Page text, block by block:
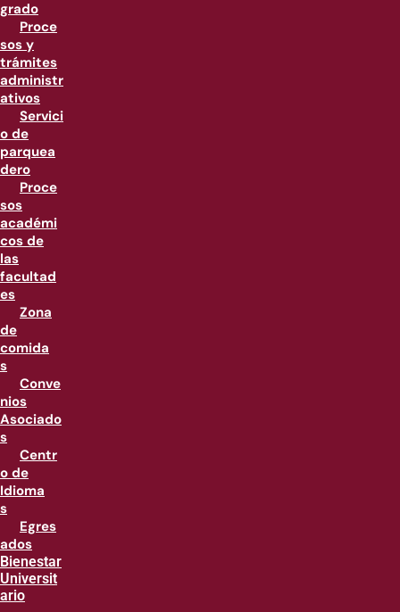
grado
Proce
sos y
trámites
administr
ativos
Servici
o de
parquea
dero
Proce
sos
académi
cos de
las
facultad
es
Zona
de
comida
s
Conve
nios
Asociado
s
Centr
o de
Idioma
s
Egres
ados
Bienestar
Universit
ario